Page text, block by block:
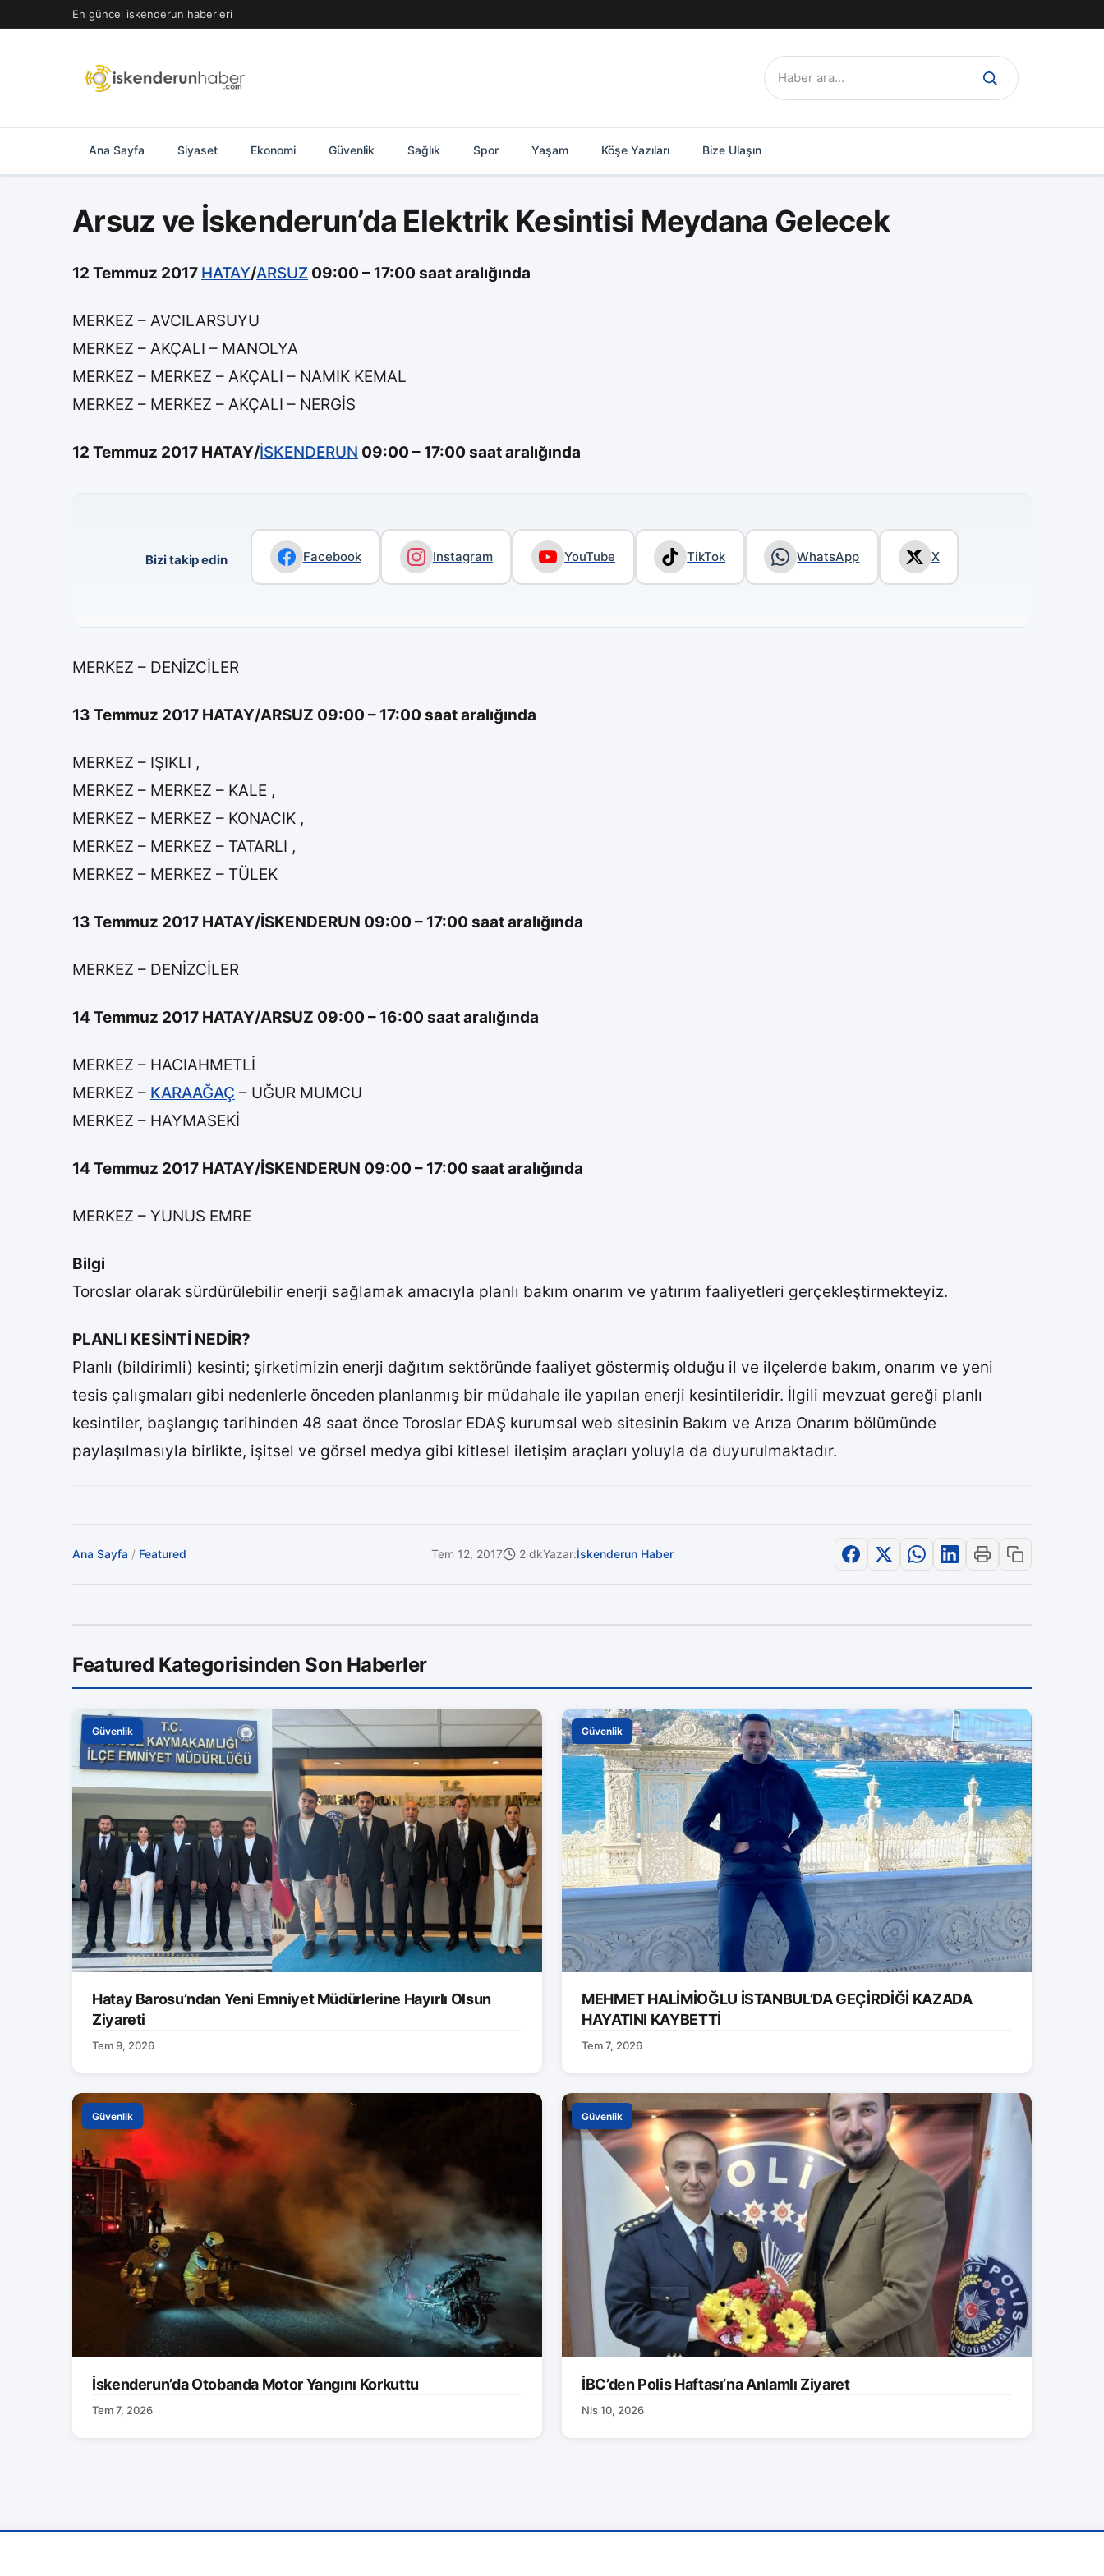
geç
En güncel iskenderun haberleri
Ara:
Ana Sayfa Siyaset Ekonomi Güvenlik Sağlık Spor Yaşam Köşe Yazıları Bize Ulaşın
Arsuz ve İskenderun’da Elektrik Kesintisi Meydana Gelecek
12 Temmuz 2017 HATAY/ARSUZ 09:00 – 17:00 saat aralığında
MERKEZ – AVCILARSUYU
MERKEZ – AKÇALI – MANOLYA
MERKEZ – MERKEZ – AKÇALI – NAMIK KEMAL
MERKEZ – MERKEZ – AKÇALI – NERGİS
12 Temmuz 2017 HATAY/İSKENDERUN 09:00 – 17:00 saat aralığında
Bizi takip edin Facebook Instagram YouTube TikTok WhatsApp X
MERKEZ – DENİZCİLER
13 Temmuz 2017 HATAY/ARSUZ 09:00 – 17:00 saat aralığında
MERKEZ – IŞIKLI ,
MERKEZ – MERKEZ – KALE ,
MERKEZ – MERKEZ – KONACIK ,
MERKEZ – MERKEZ – TATARLI ,
MERKEZ – MERKEZ – TÜLEK
13 Temmuz 2017 HATAY/İSKENDERUN 09:00 – 17:00 saat aralığında
MERKEZ – DENİZCİLER
14 Temmuz 2017 HATAY/ARSUZ 09:00 – 16:00 saat aralığında
MERKEZ – HACIAHMETLİ
MERKEZ – KARAAĞAÇ – UĞUR MUMCU
MERKEZ – HAYMASEKİ
14 Temmuz 2017 HATAY/İSKENDERUN 09:00 – 17:00 saat aralığında
MERKEZ – YUNUS EMRE
Bilgi
Toroslar olarak sürdürülebilir enerji sağlamak amacıyla planlı bakım onarım ve yatırım faaliyetleri gerçekleştirmekteyiz.
PLA​NLI KESİNTİ NEDİR?​​
Planlı (bildir​​​imli) kesinti; şirketimiz​​​in enerji dağıtım sektöründe faaliyet göstermiş olduğu il ve ilçelerde bakım, onarım ve yeni
tesis çalışmaları gibi nedenlerle önc​eden planlanmış bir müdahale ile yapılan enerji kesintileridir. İlgili mevzuat gereği planlı
kesintiler, başlangıç tarihinden 48 saat önce Toroslar EDAŞ kurumsal web sitesinin Bakım ve Arıza Onarım bölümünde
paylaşılmasıyla birlikte, işitsel ve görsel medya gibi kitlesel iletişim araçları yoluyla da duyurulmaktadır.
Ana Sayfa / Featured Tem 12, 2017 2 dkYazar:İskenderun Haber
Featured Kategorisinden Son Haberler
Güvenlik
Hatay Barosu’ndan Yeni Emniyet Müdürlerine Hayırlı Olsun
Ziyareti
Tem 9, 2026
Güvenlik
MEHMET HALİMİOĞLU İSTANBUL’DA GEÇİRDİĞİ KAZADA
HAYATINI KAYBETTİ
Tem 7, 2026
Güvenlik
İskenderun’da Otobanda Motor Yangını Korkuttu
Tem 7, 2026
Güvenlik
İBC’den Polis Haftası’na Anlamlı Ziyaret
Nis 10, 2026